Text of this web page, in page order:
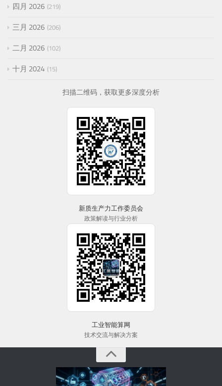
四月 2026 219
三月 2026 206
二月 2026 102
十月 2024 15
扫描二维码，获取更多深度分析
新质生产力工作委员会
政策解读与行业分析
工业智能算网
技术交流与解决方案